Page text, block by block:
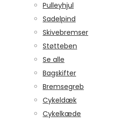
Pulleyhjul
Sadelpind
Skivebremser
Støtteben
Se alle
Bagskifter
Bremsegreb
Cykeldæk
Cykelkæde